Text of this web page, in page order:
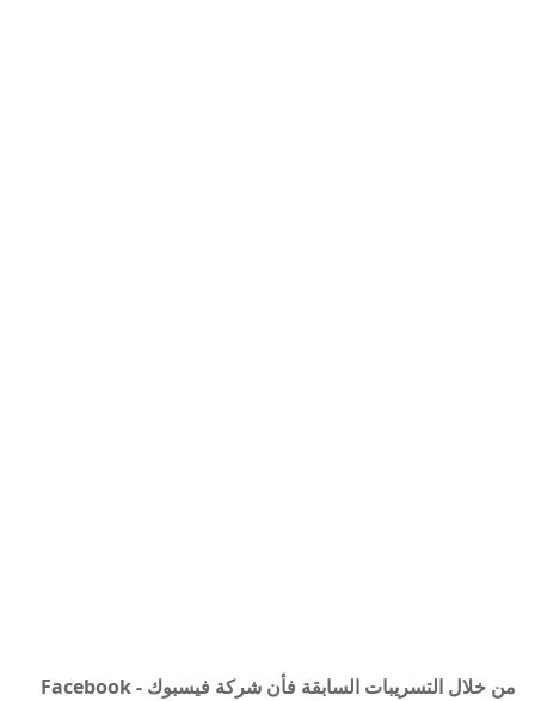
من خلال التسريبات السابقة فأن شركة فيسبوك - Facebook